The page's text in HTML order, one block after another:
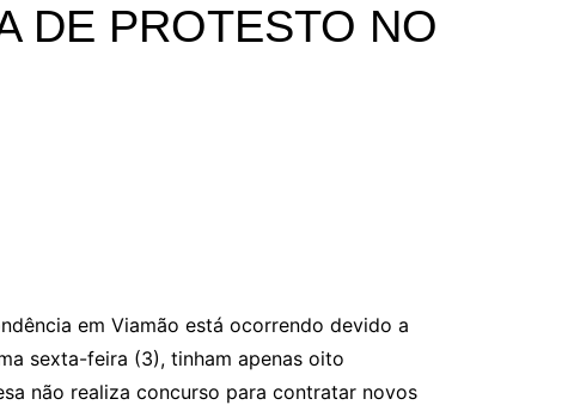
DE PROTESTO NO
em Viamão está ocorrendo devido a
sexta-feira (3), tinham apenas oito
não realiza concurso para contratar novos